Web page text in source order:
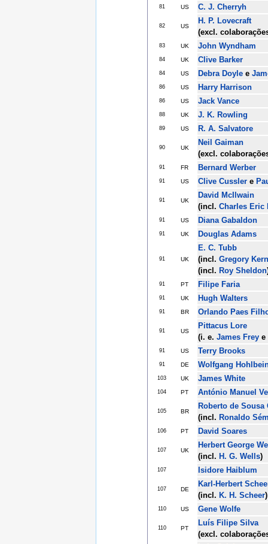
81 US C. J. Cherryh
82 US
H. P. Lovecraft
(excl.
83 UK John Wyndham
84 UK Clive Barker
84 US Debra Doyle e
86 US Harry Harrison
86 US Jack Vance
88 UK J. K. Rowling
89 US R. A. Salvatore
90 UK
Neil Gaiman
(excl.
91 FR Bernard Werber
91 US Clive Cussler e
91 UK
David McIlwain
(incl. Charles Eric
91 US Diana Gabaldon
91 UK Douglas Adams
91 UK
E. C. Tubb
(incl. Gregory Kern
(incl. Roy Sheldon
91 PT Filipe Faria
91 UK Hugh Walters
91 BR Orlando Paes
91 US
Pittacus Lore
(i. e. James Frey e
91 US Terry Brooks
91 DE Wolfgang
103 UK James White
104 PT António Manuel
105 BR
Roberto de Sousa
(incl. Ronaldo
106 PT David Soares
107 UK
Herbert George
(incl. H. G. Wells)
107 Isidore Haiblum
107 DE
Karl-Herbert
(incl. K. H. Scheer)
110 US Gene Wolfe
110 PT
Luís Filipe Silva
(excl.